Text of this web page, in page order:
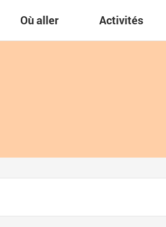
Où aller Activités